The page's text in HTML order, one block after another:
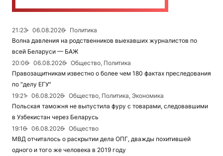
21:23 06.08.2026
Политика
Волна давления на родственников выехавших журналистов по
всей Беларуси — БАЖ
20:06
06.08.2026
Общество, Политика
Правозащитникам известно о более чем 180 фактах преследования
по "делу ЕГУ"
19:21
06.08.2026
Общество, Политика, Экономика
Польская таможня не выпустила фуру с товарами, следовавшими
в Узбекистан через Беларусь
19:16
06.08.2026
Общество
МВД отчиталось о раскрытии дела ОПГ, дважды похитившей
одного и того же человека в 2019 году